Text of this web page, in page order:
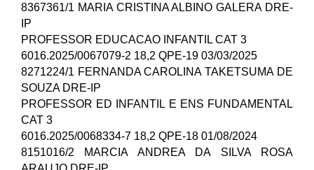
8367361/1 MARIA CRISTINA ALBINO GALERA DRE-
IP
PROFESSOR EDUCACAO INFANTIL CAT 3
6016.2025/0067079-2 18,2 QPE-19 03/03/2025
8271224/1 FERNANDA CAROLINA TAKETSUMA DE
SOUZA DRE-IP
PROFESSOR ED INFANTIL E ENS FUNDAMENTAL
CAT 3
6016.2025/0068334-7 18,2 QPE-18 01/08/2024
8151016/2 MARCIA ANDREA DA SILVA ROSA